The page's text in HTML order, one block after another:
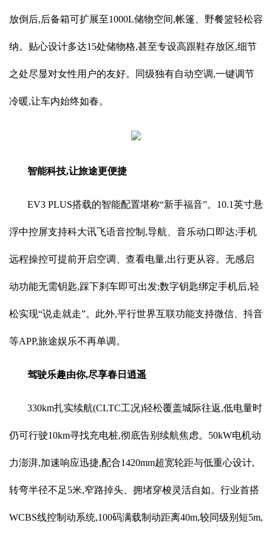
放倒后,后备箱可扩展至1000L储物空间,帐篷、野餐篮轻松容
纳。贴心设计多达15处储物格,甚至专设高跟鞋存放区,细节
之处尽显对女性用户的友好。同级独有自动空调,一键调节
冷暖,让车内始终如春。
智能科技,让旅途更便捷
EV3 PLUS搭载的智能配置堪称“新手福音”。10.1英寸悬
浮中控屏支持科大讯飞语音控制,导航、音乐动口即达;手机
远程操控可提前开启空调、查看电量,出行更从容。无感启
动功能无需钥匙,踩下刹车即可出发;数字钥匙绑定手机后,轻
松实现“说走就走”。此外,平行世界互联功能支持微信、抖音
等APP,旅途娱乐不再单调。
驾驶乐趣由你,尽享春日逍遥
330km扎实续航(CLTC工况)轻松覆盖城际往返,低电量时
仍可行驶10km寻找充电桩,彻底告别续航焦虑。50kW电机动
力澎湃,加速响应迅捷,配合1420mm超宽轮距与低重心设计,
转弯半径不足5米,窄路掉头、拥堵穿梭灵活自如。行业首搭
WCBS线控制动系统,100码满载制动距离40m,较同级别短5m,